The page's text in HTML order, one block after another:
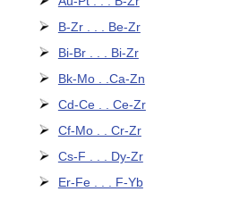
B-Zr . . . Be-Zr
Bi-Br . . . Bi-Zr
Bk-Mo . .Ca-Zn
Cd-Ce . . Ce-Zr
Cf-Mo . . Cr-Zr
Cs-F . . . Dy-Zr
Er-Fe . . . F-Yb